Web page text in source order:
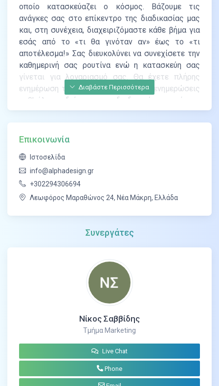
οποίο κατασκεύαζει ο κόσμος.
Βάζουμε τις
ανάγκες σας στο επίκεντρο της διαδικασίας μας
και, στη συνέχεια, διαχειριζόμαστε κάθε βήμα για
εσάς από το «τι θα γινόταν αν» έως το «τι
αποτέλεσμα!» Σας διευκολύνει να συνεχίσετε την
καθημερινή σας ρουτίνα ενώ η κατασκεύη σας
γίνεται για λογαριασμό σας. Θα έχετε πλήρης
ενημέρωση του έργου και ζωντανές ενημερώσεις
καθ' όλη τη διάρκεια της διαδικασίας του έργου
σας, τις οποίες μπορείτε να ελέγξετε ανά πάσα
στιγμή,οπουδήποτε - ακόμα και στις διακοπές!
Έχοντας συνεργαστεί με τον σύμβουλο σε όλα
κατασκευή,ήρθε η ώρα να χαλαρώσετε και να
απολαύσετε καίνουργιο σας εργο.
Διαβάστε Περισσότερα
Επικοινωνία
Ιστοσελίδα
info@alphadesign.gr
+302294306694
Λεωφόρος Μαραθώνος 24, Νέα Μάκρη, Ελλάδα
Συνεργάτες
Νίκος Σαββίδης
Τμήμα Marketing
Live Chat
Phone